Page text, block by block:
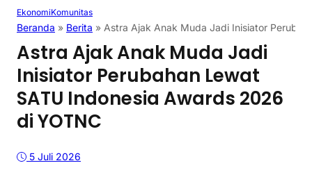
EkonomiKomunitas
Beranda » Berita » Astra Ajak Anak Muda Jadi Inisiator
Astra Ajak Anak Muda Jadi
Inisiator Perubahan Lewat
SATU Indonesia Awards 2026
di YOTNC
5 Juli 2026